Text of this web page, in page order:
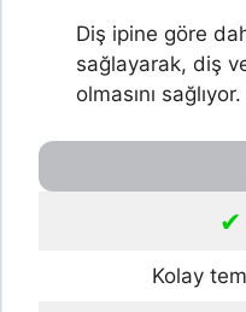
Diş ipine göre
sağlayarak, diş
olmasını sağlıyor.
✔
Kolay